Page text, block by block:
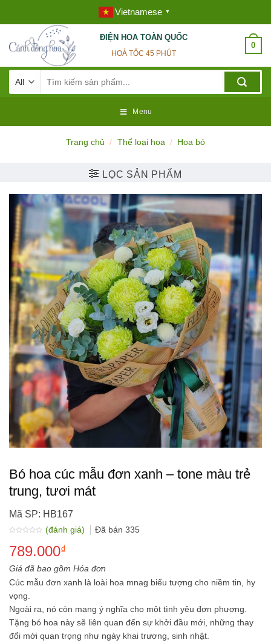
to
content
Vietnamese ▼
ĐIỆN HOA TOÀN QUỐC
HOẢ TỐC 45 PHÚT
0
kiếm:
Menu
Trang chủ / Thể loại hoa / Hoa bó
LỌC SẢN PHẨM
Bó hoa cúc mẫu đơn xanh – tone màu trẻ
trung, tươi mát
Mã SP: HB167
xếp
hạng
5
sao
(đánh giá) Đã bán 335
789.000₫
Giá đã bao gồm Hóa đơn
Cúc mẫu đơn xanh là loài hoa mnag biểu tượng cho niềm tin, hy
vọng.
Ngoài ra, nó còn mang ý nghĩa cho một tình yêu đơn phương.
Tặng bó hoa này sẽ liên quan đến sự khởi đầu mới, những thay
đổi mới quan trọng như ngày khai trương, sinh nhật.